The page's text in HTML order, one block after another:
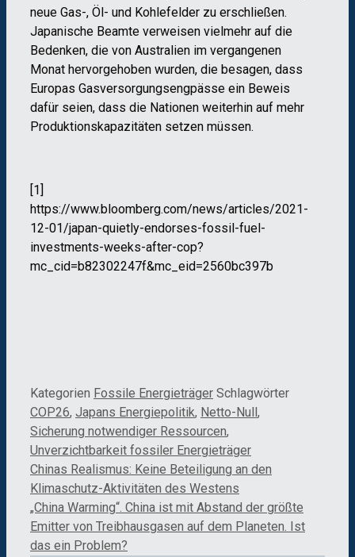
neue Gas-, Öl- und Kohlefelder zu erschließen.
Japanische Beamte verweisen vielmehr auf die
Bedenken, die von Australien im vergangenen
Monat hervorgehoben wurden, die besagen, dass
Europas Gasversorgungsengpässe ein Beweis
dafür seien, dass die Nationen weiterhin auf mehr
Produktionskapazitäten setzen müssen.
[1]
https://www.bloomberg.com/news/articles/2021-
12-01/japan-quietly-endorses-fossil-fuel-
investments-weeks-after-cop?
mc_cid=b82302247f&mc_eid=2560bc397b
Kategorien Fossile Energieträger Schlagwörter
COP26, Japans Energiepolitik, Netto-Null,
Sicherung notwendiger Ressourcen,
Unverzichtbarkeit fossiler Energieträger
Chinas Realismus: Keine Beteiligung an den
Klimaschutz-Aktivitäten des Westens
„China Warming“. China ist mit Abstand der größte
Emitter von Treibhausgasen auf dem Planeten. Ist
das ein Problem?